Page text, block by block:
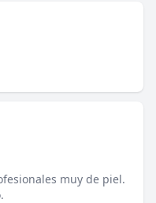
muy de piel.